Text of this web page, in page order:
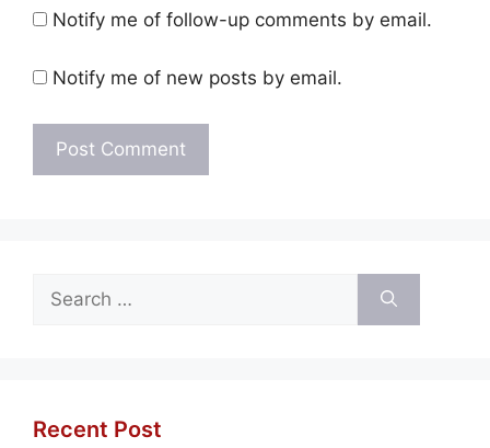
Notify me of follow-up comments by email.
Notify me of new posts by email.
for:
Recent Post